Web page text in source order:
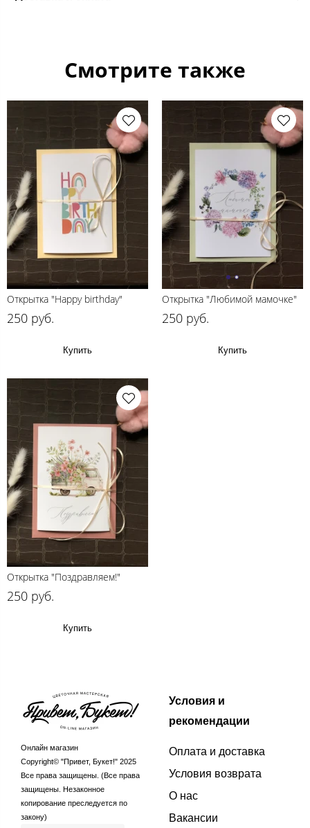
Смотрите также
Открытка "Happy birthday"
250 руб.
Купить
Открытка "Любимой мамочке"
250 руб.
Купить
Открытка "Поздравляем!"
250 руб.
Купить
Онлайн магазин
Copyright© "Привет, Букет!" 2025
Все права защищены. (Все права
защищены. Незаконное
копирование преследуется по
закону)
Условия и
рекомендации
Оплата и доставка
Условия возврата
О нас
Вакансии